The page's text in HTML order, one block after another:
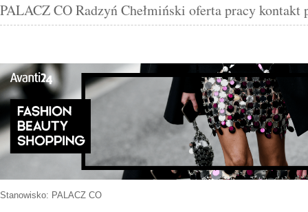
PALACZ CO Radzyń Chełmiński oferta pracy kontakt
Stanowisko: PALACZ CO